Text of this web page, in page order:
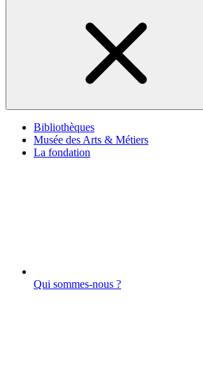
Bibliothèques
Musée des Arts & Métiers
La fondation
Qui sommes-nous ?